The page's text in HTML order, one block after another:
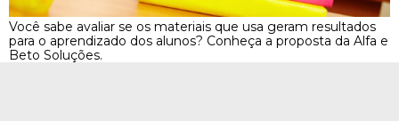
Você sabe avaliar se os materiais que usa geram resultados
para o aprendizado dos alunos? Conheça a proposta da Alfa e
Beto Soluções.